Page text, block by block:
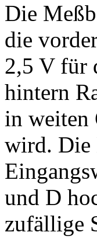
Die
die
2,5 V für
hintern
in weiten
wird. Die
und D
zufällige